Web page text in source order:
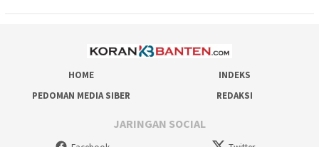
HOME
INDEKS
PEDOMAN MEDIA SIBER
REDAKSI
JARINGAN SOCIAL